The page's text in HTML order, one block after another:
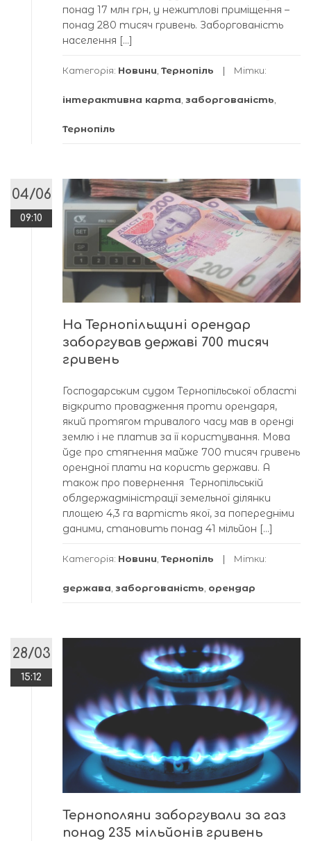
понад 17 млн грн, у нежитлові приміщення –
понад 280 тисяч гривень. Заборгованість
населення […]
Категорія: Новини Тернопіль Мітки:
інтерактивна карта заборгованість
Тернопіль
04/06
09:10
На Тернопільщині орендар
заборгував державі 700 тисяч
гривень
Господарським судом Тернопільської області
відкрито провадження проти орендаря,
який протягом тривалого часу мав в оренді
землю і не платив за її користування. Мова
йде про стягнення майже 700 тисяч гривень
орендної плати на користь держави. А
також про повернення Тернопільській
облдержадміністрації земельної ділянки
площею 4,3 га вартість якої, за попередніми
даними, становить понад 41 мільйон […]
Категорія: Новини, Тернопіль Мітки:
держава, заборгованість, орендар
28/03
15:12
Тернополяни заборгували за газ
понад 235 мільйонів гривень